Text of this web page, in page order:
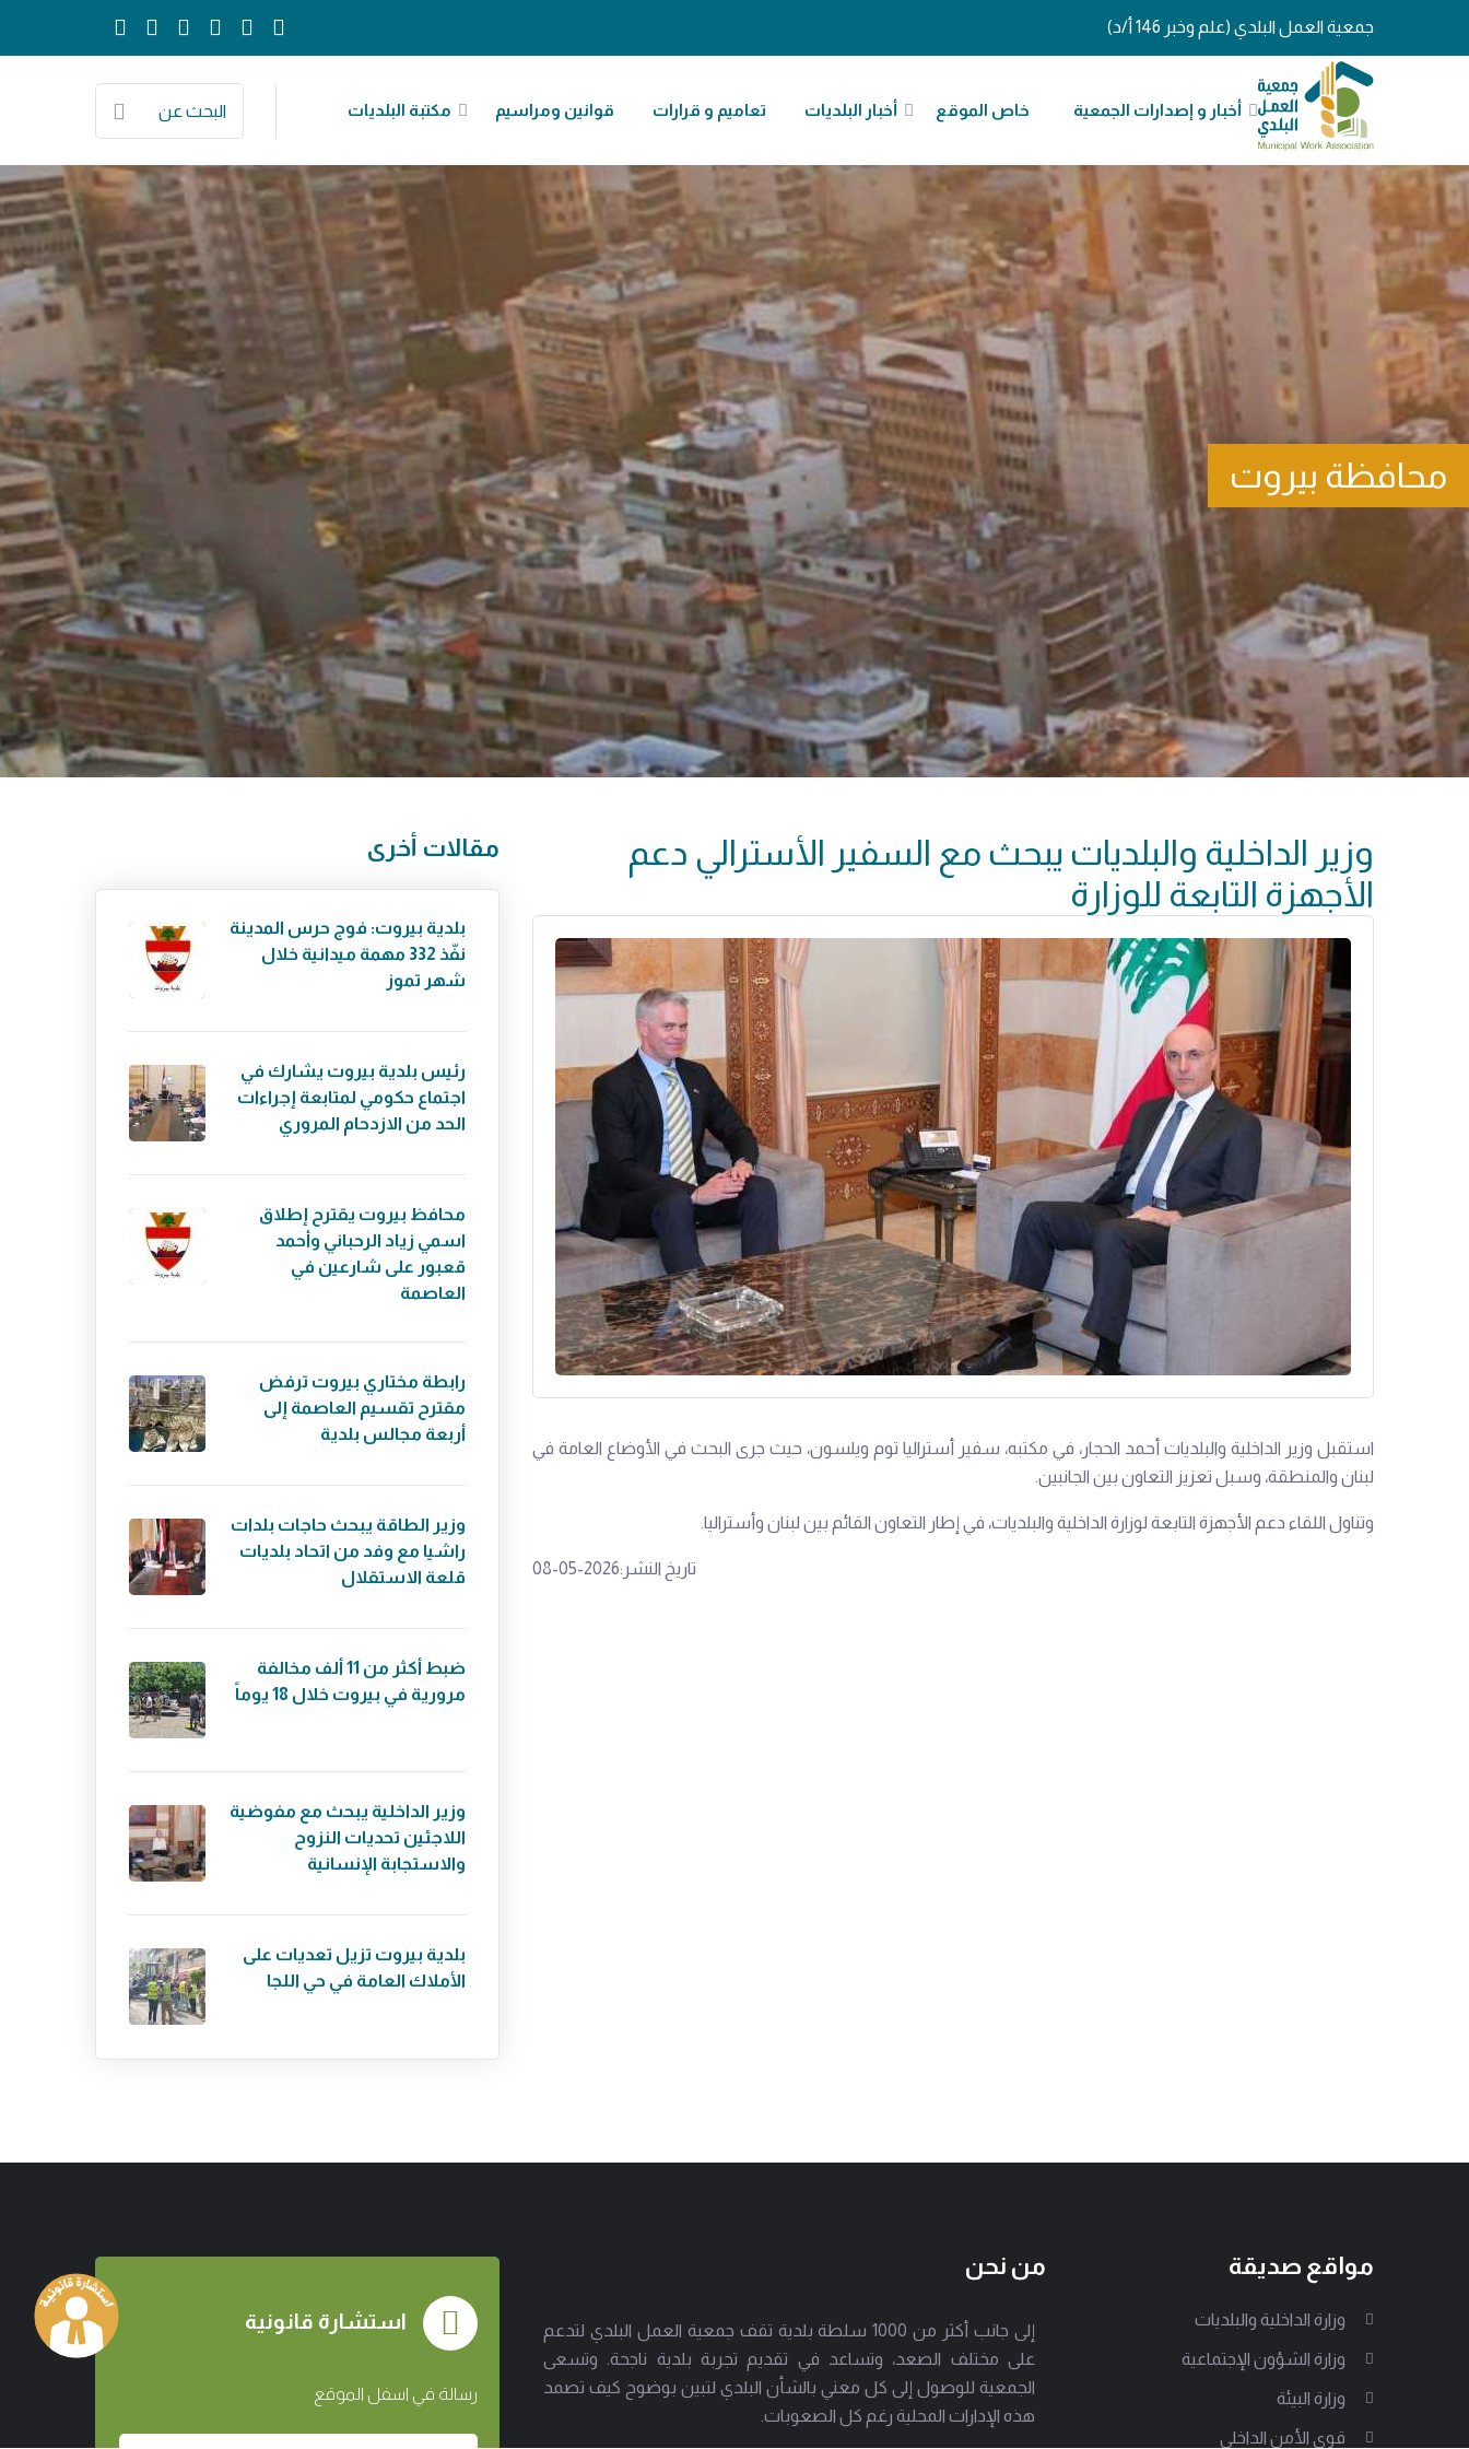
جمعية العمل البلدي (علم وخبر 146 أ/د)
أخبار و إصدارات الجمعية خاص الموقع أخبار البلديات تعاميم و قرارات قوانين ومراسيم مكتبة البلديات البحث عن
محافظة بيروت
وزير الداخلية والبلديات يبحث مع السفير الأسترالي دعم
الأجهزة التابعة للوزارة
استقبل وزير الداخلية والبلديات أحمد الحجار، في مكتبه، سفير أستراليا توم ويلسون، حيث جرى البحث في الأوضاع العامة في
لبنان والمنطقة، وسبل تعزيز التعاون بين الجانبين.
وتناول اللقاء دعم الأجهزة التابعة لوزارة الداخلية والبلديات، في إطار التعاون القائم بين لبنان وأستراليا.
تاريخ النشر:2026-05-08
مقالات أخرى
بلدية بيروت: فوج حرس المدينة
نفّذ 332 مهمة ميدانية خلال
شهر تموز
رئيس بلدية بيروت يشارك في
اجتماع حكومي لمتابعة إجراءات
الحد من الازدحام المروري
محافظ بيروت يقترح إطلاق
اسمي زياد الرحباني وأحمد
قعبور على شارعين في
العاصمة
رابطة مختاري بيروت ترفض
مقترح تقسيم العاصمة إلى
أربعة مجالس بلدية
وزير الطاقة يبحث حاجات بلدات
راشيا مع وفد من اتحاد بلديات
قلعة الاستقلال
ضبط أكثر من 11 ألف مخالفة
مرورية في بيروت خلال 18 يوماً
وزير الداخلية يبحث مع مفوضية
اللاجئين تحديات النزوح
والاستجابة الإنسانية
بلدية بيروت تزيل تعديات على
الأملاك العامة في حي اللجا
مواقع صديقة
وزارة الداخلية والبلديات
وزارة الشؤون الإجتماعية
وزارة البيئة
قوى الأمن الداخلي
من نحن
إلى جانب أكثر من 1000 سلطة بلدية تقف جمعية العمل البلدي لتدعم
على مختلف الصعد، وتساعد في تقديم تجربة بلدية ناجحة. وتسعى
الجمعية للوصول إلى كل معني بالشأن البلدي لتبين بوضوح كيف تصمد
هذه الإدارات المحلية رغم كل الصعوبات.
استشارة قانونية
رسالة في اسفل الموقع